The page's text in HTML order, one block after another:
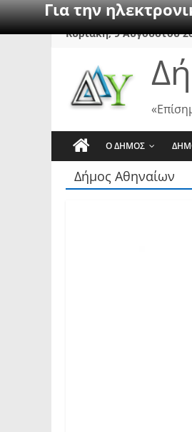
Για την
SkipΚυριακή, 9 Αυγούστου
Ο ΔΗΜΟΣ
Δήμος Αθηναίων